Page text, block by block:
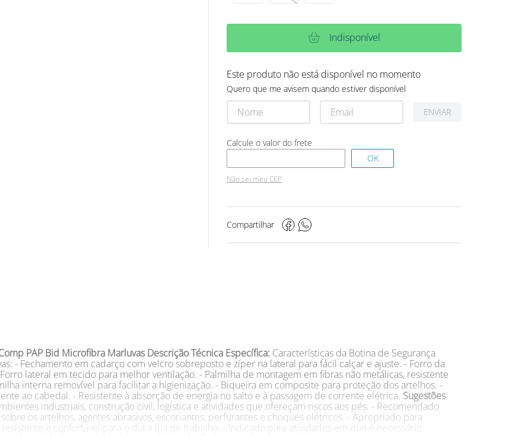
Indisponível
Este produto não está disponível no momento
Quero que me avisem quando estiver disponível
ENVIAR
Não sei meu CEP
Compartilhar
PAP Bid Microfibra Marluvas Descrição Técnica Específica: Características da Botina de Segurança
- Fechamento em cadarço com velcro sobreposto e zíper na lateral para fácil calçar e ajuste. - Forro da
lateral em tecido para melhor ventilação. - Palmilha de montagem em fibras não metálicas, resistente
interna removível para facilitar a higienização. - Biqueira em composite para proteção dos artelhos. -
ao cabedal. - Resistente à absorção de energia no salto e à passagem de corrente elétrica. Sugestões
industriais, construção civil, logística e atividades que ofereçam riscos aos pés. - Recomendado
os artelhos, agentes abrasivos, escoriantes, perfurantes e choques elétricos. - Apropriado para
e confortável para o dia a dia de trabalho. - Indicado para atividades em que é necessário